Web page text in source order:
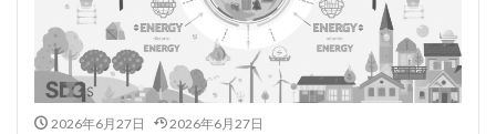
2026年6月27日 2026年6月27日